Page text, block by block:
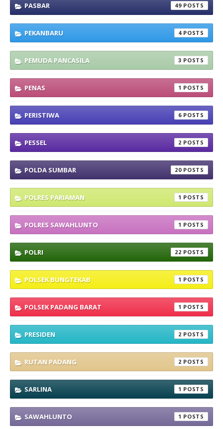
PASBAR 49
PEKANBARU 4
PEMUDA PANCASILA 3
PENAS 1
PERISTIWA 6
PESSEL 2
POLDA SUMBAR 20
POLRES PARIAMAN 1
POLRES SAWAHLUNTO 1
POLRI 22
POLSEK BUNGTEKAB 1
POLSEK PADANG BARAT 1
PRESIDEN 2
RUTAN PADANG 2
SARLINA 1
SAWAHLUNTO 1